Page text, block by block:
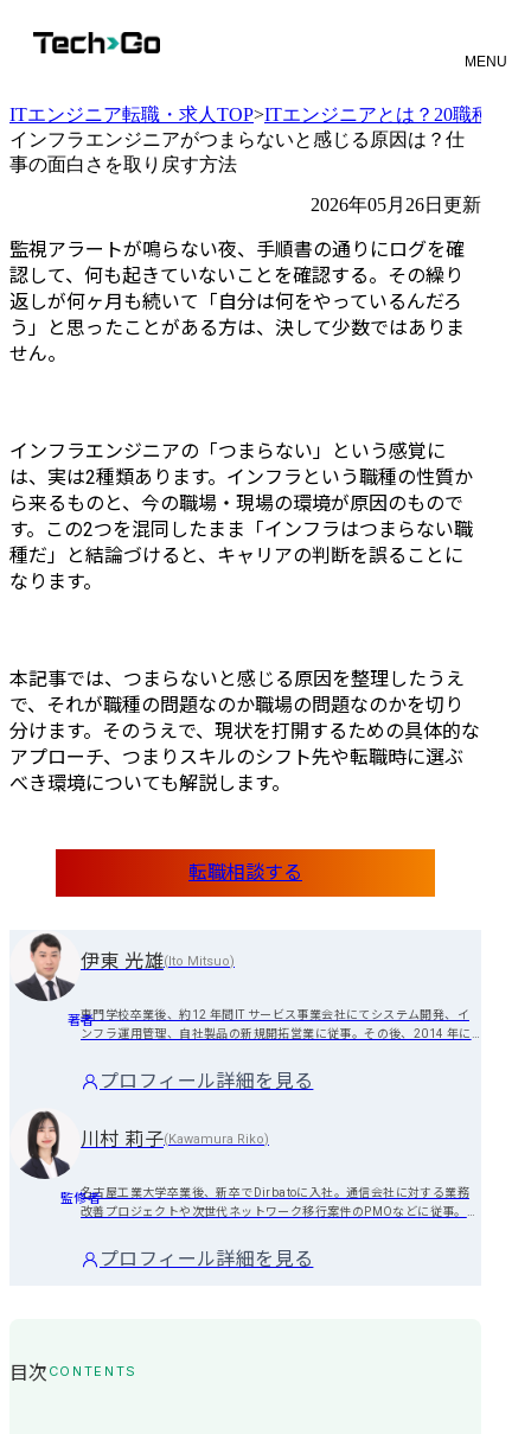
MENU
ITエンジニア転職・求人TOP>ITエンジニアとは？20職種と
インフラエンジニアがつまらないと感じる原因は？仕
事の面白さを取り戻す方法
2026年05月26日更新
監視アラートが鳴らない夜、手順書の通りにログを確
認して、何も起きていないことを確認する。その繰り
返しが何ヶ月も続いて「自分は何をやっているんだろ
う」と思ったことがある方は、決して少数ではありま
せん。
インフラエンジニアの「つまらない」という感覚に
は、実は2種類あります。インフラという職種の性質か
ら来るものと、今の職場・現場の環境が原因のもので
す。この2つを混同したまま「インフラはつまらない職
種だ」と結論づけると、キャリアの判断を誤ることに
なります。
本記事では、つまらないと感じる原因を整理したうえ
で、それが職種の問題なのか職場の問題なのかを切り
分けます。そのうえで、現状を打開するための具体的な
アプローチ、つまりスキルのシフト先や転職時に選ぶ
べき環境についても解説します。
転職相談する
著者
伊東 光雄( Ito Mitsuo)
専門学校卒業後、約12 年間IT サービス事業会社にてシステム開発、イ
ンフラ運用管理、自社製品の新規開拓営業に従事。その後、2014 年に
お越し頂く求職者に対し、キャリアに関する相談業務～求人企業のご紹
介～内定・入社までのサポート及び、入社後のアフターフォロー業務全
プロフィール詳細を見る
監修者
川村 莉子( Kawamura Riko)
名古屋工業大学卒業後、新卒でDirbatoに入社。通信会社に対する業務
改善プロジェクトや次世代ネットワーク移行案件のPMOなどに従事。自
援を得意とする。
プロフィール詳細を見る
目次 CONTENTS